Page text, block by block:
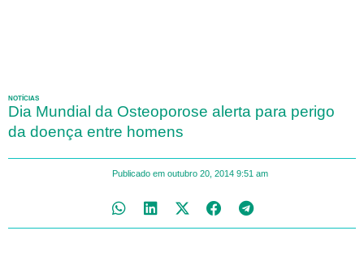
NOTÍCIAS
Dia Mundial da Osteoporose alerta para perigo
da doença entre homens
Publicado em outubro 20, 2014 9:51 am